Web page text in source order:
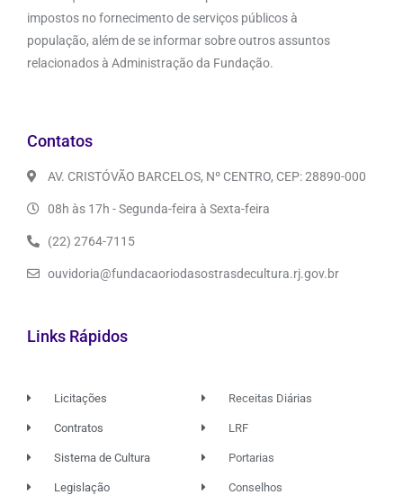
impostos no fornecimento de serviços públicos à
população, além de se informar sobre outros assuntos
relacionados à Administração da Fundação.
Contatos
AV. CRISTÓVÃO BARCELOS, Nº CENTRO, CEP: 28890-000
08h às 17h - Segunda-feira à Sexta-feira
(22) 2764-7115
ouvidoria@fundacaoriodasostrasdecultura.rj.gov.br
Links Rápidos
Licitações
Contratos
Sistema de Cultura
Legislação
Receitas Diárias
LRF
Portarias
Conselhos